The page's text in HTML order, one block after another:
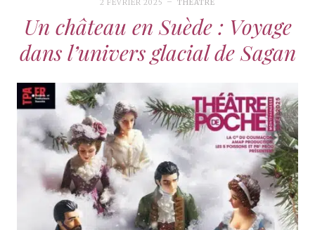
2 FÉVRIER 2025 THÉÂTRE
Un château en Suède : Voyage
dans l’univers glacial de Sagan